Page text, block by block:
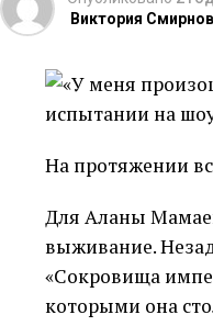
Виктория
На протяжении
Для Аланы
выживание.
«Сокровища
которыми она